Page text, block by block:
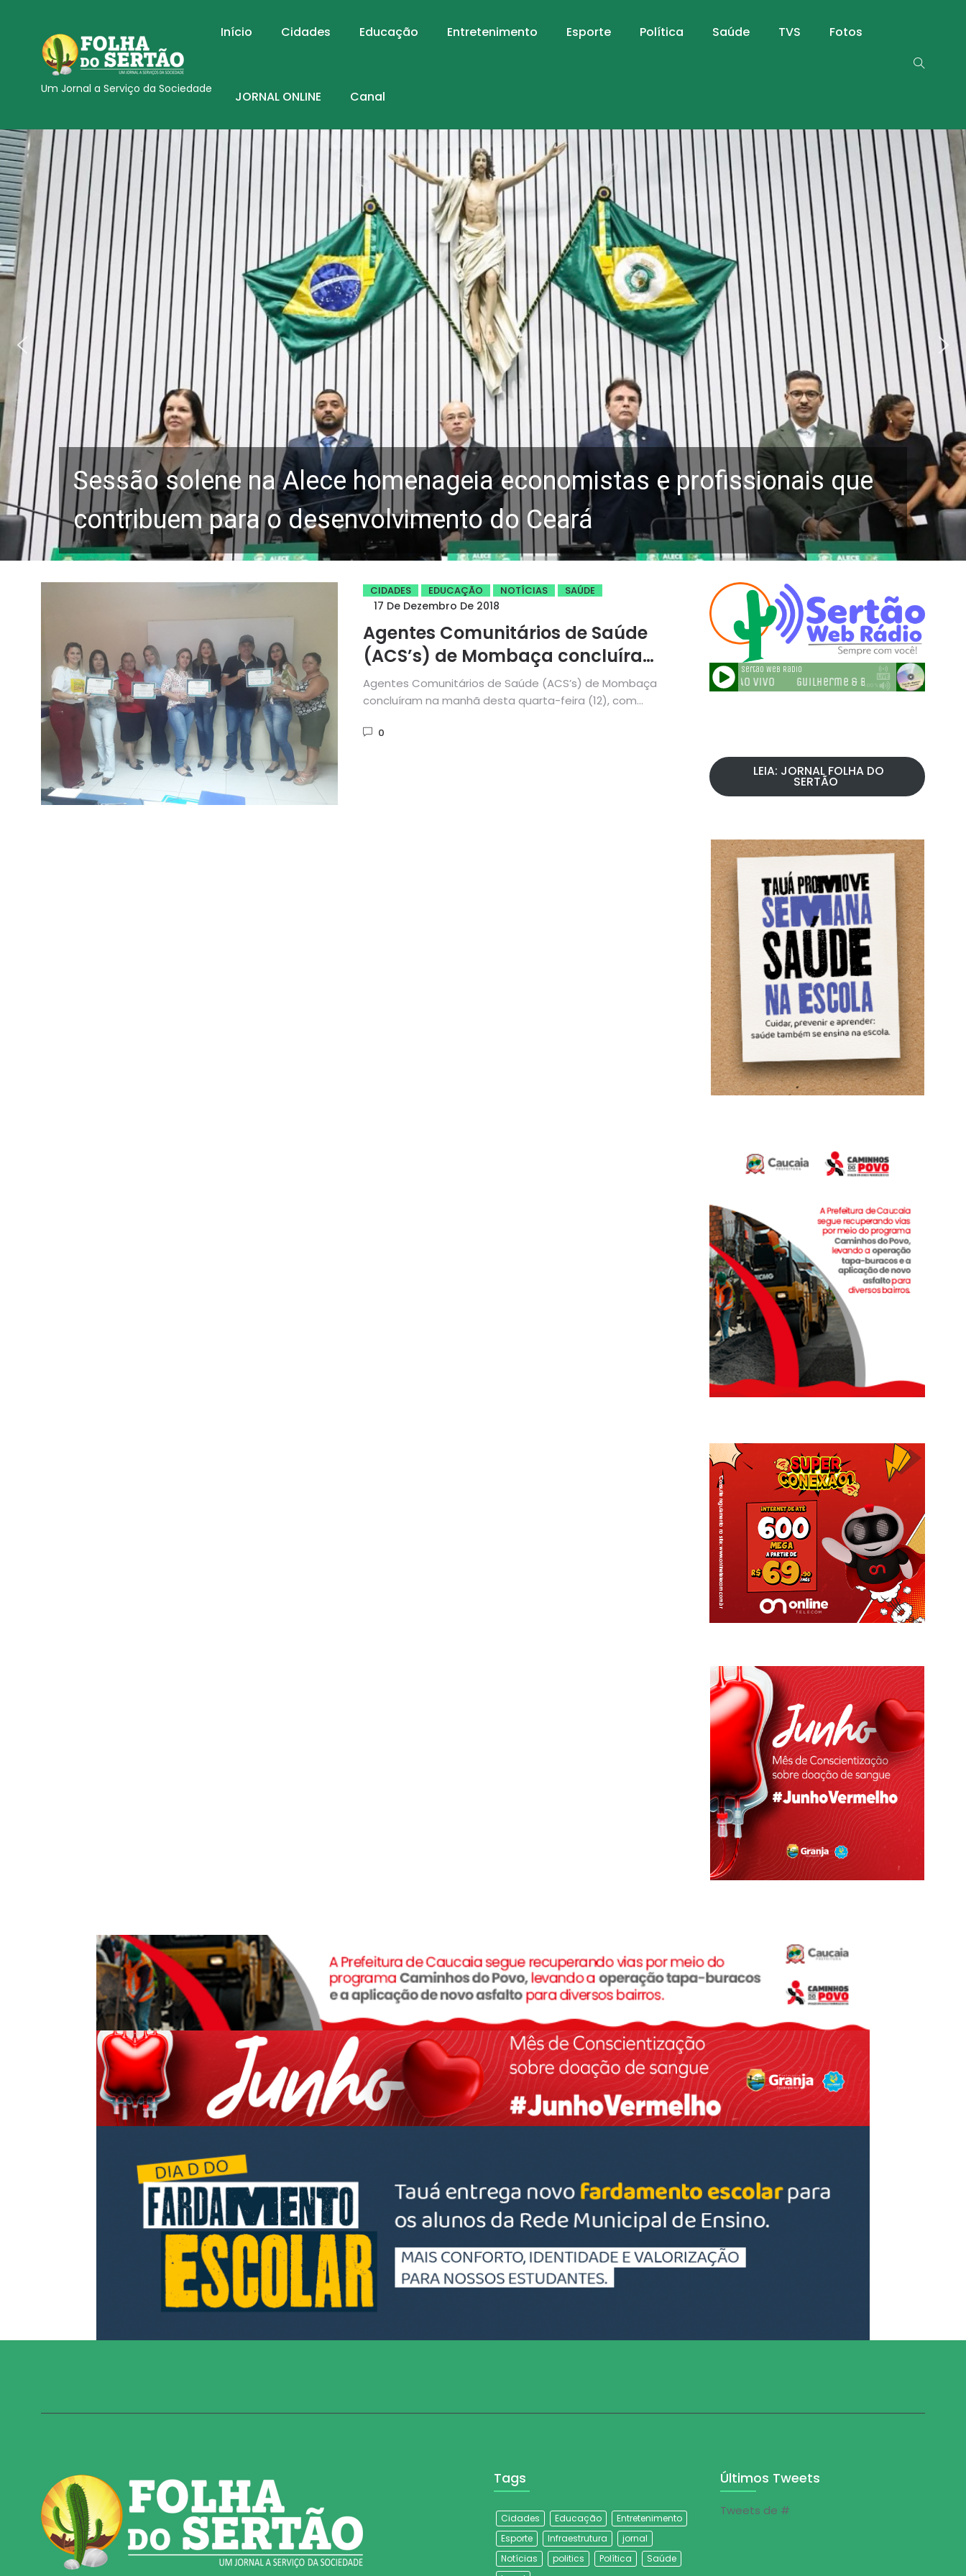
Um Jornal a Serviço da Sociedade
Início Cidades Educação Entretenimento Esporte Política Saúde TVS Fotos
JORNAL ONLINE Canal
Sessão solene na Alece homenageia economistas e profissionais que
contribuem para o desenvolvimento do Ceará
CIDADES EDUCAÇÃO NOTÍCIAS SAÚDE
17 De Dezembro De 2018
Agentes Comunitários de Saúde
(ACS’s) de Mombaça concluíram
o Curso Qualificação em
Desenvolvimento Infantil
Agentes Comunitários de Saúde (ACS’s) de Mombaça
concluíram na manhã desta quarta-feira (12), com
0
LEIA: JORNAL FOLHA DO
SERTÃO
Tags
Cidades Educação
Entretenimento
Esporte
Infraestrutura
jornal
Notícias
politics Política
Saúde
Últimos Tweets
Tweets de #